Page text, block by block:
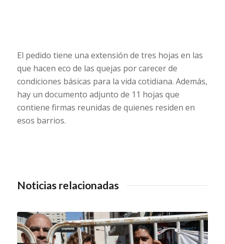
El pedido tiene una extensión de tres hojas en las
que hacen eco de las quejas por carecer de
condiciones básicas para la vida cotidiana. Además,
hay un documento adjunto de 11 hojas que
contiene firmas reunidas de quienes residen en
esos barrios.
Noticias relacionadas